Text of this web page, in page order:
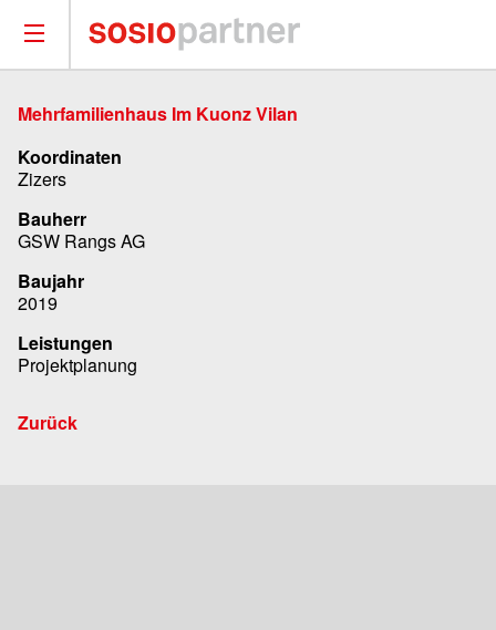
Mehrfamilienhaus Im Kuonz Vilan
Koordinaten
Zizers
Bauherr
GSW Rangs AG
Baujahr
2019
Leistungen
Projektplanung
Zurück